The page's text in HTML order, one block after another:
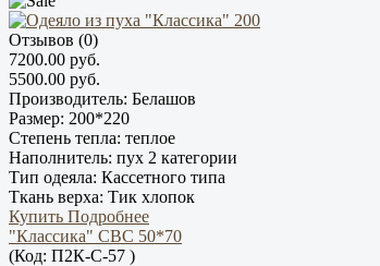
Отзывов (0)
7200.00 руб.
5500.00 руб.
Производитель: Белашов
Размер: 200*220
Степень тепла: теплое
Наполнитель: пух 2 категории
Тип одеяла: Кассетного типа
Ткань верха: Тик хлопок
Купить Подробнее
"Классика" СВС 50*70
(Код: П2К-С-57 )